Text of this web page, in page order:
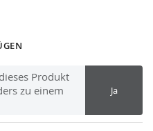
Produkt
zu einem
Ja